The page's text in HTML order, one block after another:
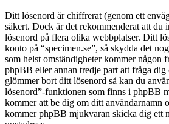
Ditt lösenord är chiffrerat (genom ett
säkert. Dock är det rekommenderat att du
lösenord på flera olika webbplatser. Ditt
konto på “specimen.se”, så skydda det
som helst omständigheter kommer någon
phpBB eller annan tredje part att fråga
glömmer bort ditt lösenord så kan du
lösenord”-funktionen som finns i phpBB
kommer att be dig om ditt användarnamn
kommer phpBB mjukvaran skicka dig ett